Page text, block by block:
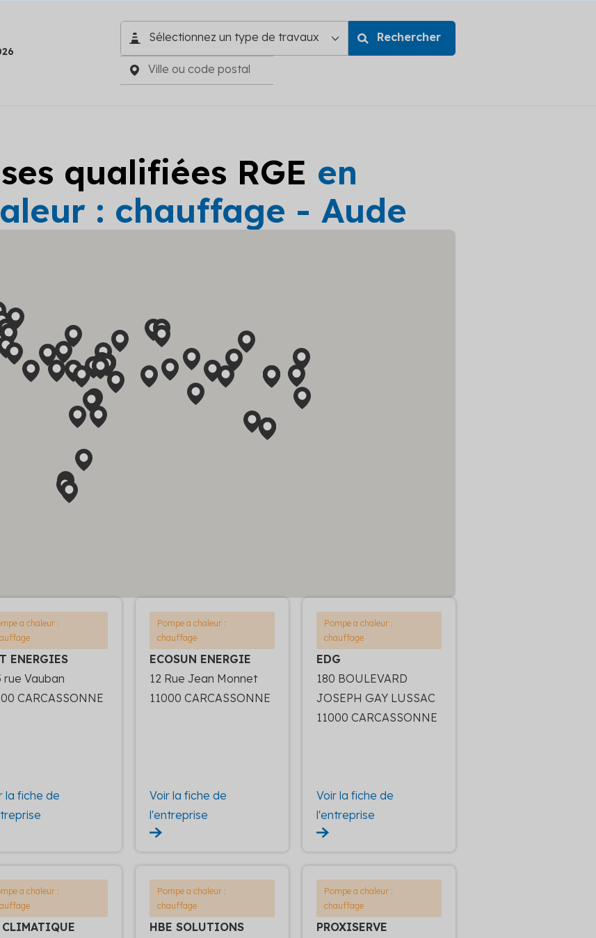
qualifiées RGE en
: chauffage - Aude
a chaleur :
ENERGIES
rue Vauban
CARCASSONNE
la fiche de
Pompe a chaleur :
chauffage
ECOSUN ENERGIE
12 Rue Jean Monnet
11000 CARCASSONNE
Voir la fiche de
l'entreprise
Pompe a chaleur :
chauffage
EDG
180 BOULEVARD
JOSEPH GAY LUSSAC
11000 CARCASSONNE
Voir la fiche de
l'entreprise
a chaleur :
CLIMATIQUE
Pompe a chaleur :
chauffage
HBE SOLUTIONS
Pompe a chaleur :
chauffage
PROXISERVE